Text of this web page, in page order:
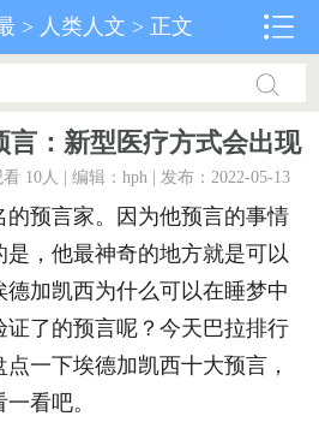
> 人类人文 > 正文
言：新型医疗方式会出现
看 10人 | 编辑：hph | 发布：2022-05-13
预言家。因为他预言的事情
，他最神奇的地方就是可以
加凯西为什么可以在睡梦中
了的预言呢？今天巴拉排行
一下埃德加凯西十大预言，
看吧。